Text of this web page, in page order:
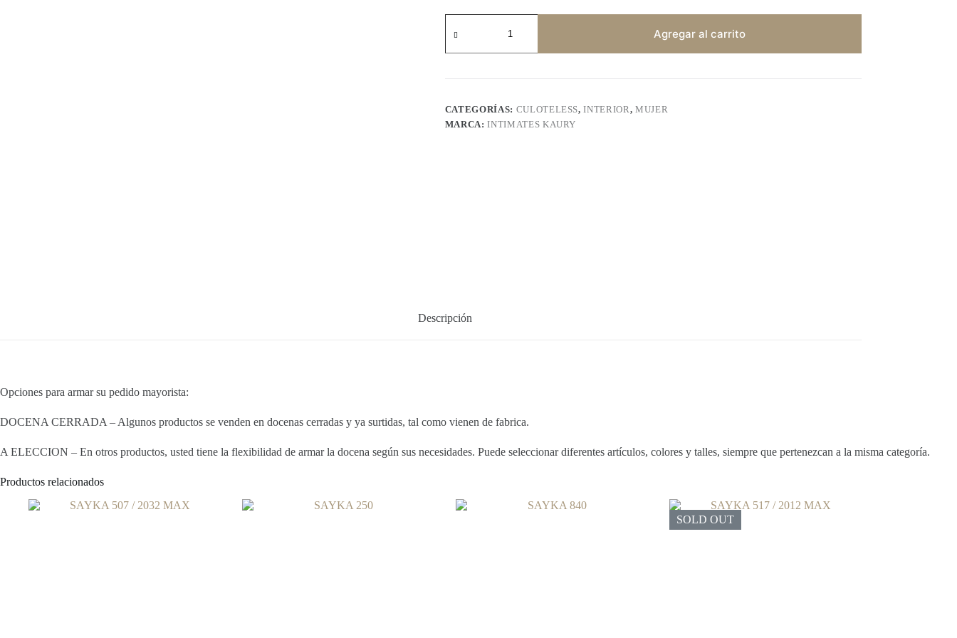
KAURY
cantidad
Agregar al carrito
CATEGORÍAS: CULOTELESS,INTERIOR, MUJER
MARCA:INTIMATES KAURY
Descripción
Opciones para armar su pedido mayorista:
DOCENA CERRADA – Algunos productos se venden en docenas cerradas y ya surtidas, tal como vienen de fabrica.
A ELECCION – En otros productos, usted tiene la flexibilidad de armar la docena según sus necesidades. Puede seleccionar diferentes artículos, colores y talles, siempre que pertenezcan a la misma categoría.
Productos relacionados
SOLD OUT